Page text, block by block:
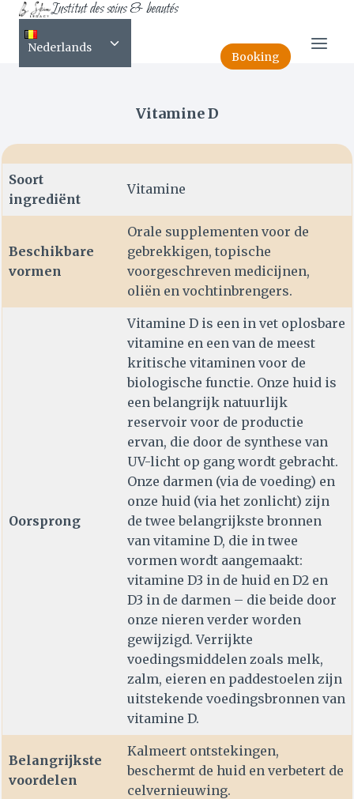
Skip
content
Institut des soins & beautés
Nederlands
menu
NL-Vitamine D
Vitamine D
Soort
ingrediënt
Vitamine
Beschikbare
vormen
Orale supplementen voor de
gebrekkigen, topische
voorgeschreven medicijnen,
oliën en vochtinbrengers.
Oorsprong
Vitamine D is een in vet oplosbare
vitamine en een van de meest
kritische vitaminen voor de
biologische functie. Onze huid is
een belangrijk natuurlijk
reservoir voor de productie
ervan, die door de synthese van
UV-licht op gang wordt gebracht.
Onze darmen (via de voeding) en
onze huid (via het zonlicht) zijn
de twee belangrijkste bronnen
van vitamine D, die in twee
vormen wordt aangemaakt:
vitamine D3 in de huid en D2 en
D3 in de darmen – die beide door
onze nieren verder worden
gewijzigd. Verrijkte
voedingsmiddelen zoals melk,
zalm, eieren en paddestoelen zijn
uitstekende voedingsbronnen van
vitamine D.
Belangrijkste
voordelen
Kalmeert ontstekingen,
beschermt de huid en verbetert de
celvernieuwing.
Booking